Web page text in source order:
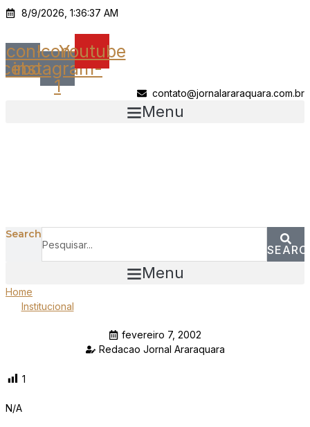
Ir
o
conteúdo
8/9/2026, 1:36:37 AM
Icon-Icon-
instagram-
1
Youtube
contato@jornalararaquara.com.br
Menu
Search
Menu
Home
Institucional
fevereiro 7, 2002
Redacao Jornal Araraquara
1
N/A